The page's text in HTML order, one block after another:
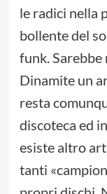
le radici nella
bollente del
funk.
Dinamite un
resta
discoteca ed
esiste altro
tanti